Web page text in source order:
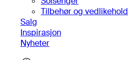
Tilbehør og vedlikehold
Salg
Inspirasjon
Nyheter